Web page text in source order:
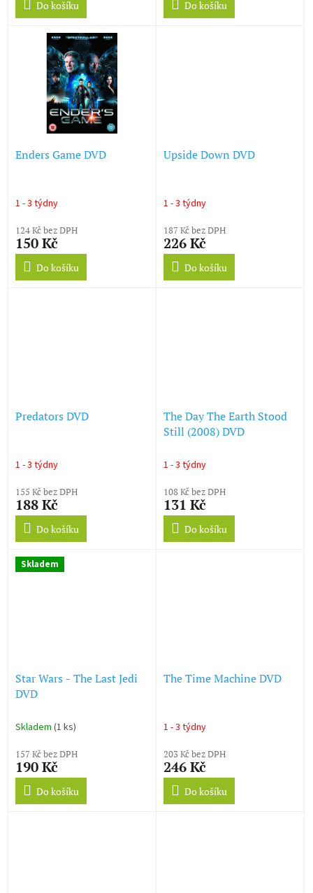
Do košíku Do košíku
Enders Game DVD
1 - 3 týdny
124 Kč bez DPH
150 Kč
Do košíku
Upside Down DVD
1 - 3 týdny
187 Kč bez DPH
226 Kč
Do košíku
Predators DVD
1 - 3 týdny
155 Kč bez DPH
188 Kč
Do košíku
The Day The Earth Stood
Still (2008) DVD
1 - 3 týdny
108 Kč bez DPH
131 Kč
Do košíku
Skladem
Star Wars - The Last Jedi
DVD
Skladem (1 ks)
157 Kč bez DPH
190 Kč
Do košíku
The Time Machine DVD
1 - 3 týdny
203 Kč bez DPH
246 Kč
Do košíku